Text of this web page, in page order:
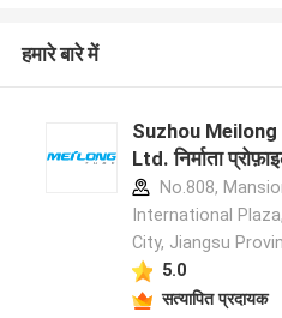
हमारे बारे में
Suzhou
Ltd. निर्माता
No.808,
International
City, Jiangsu
5.0
सत्यापित प्रदायक